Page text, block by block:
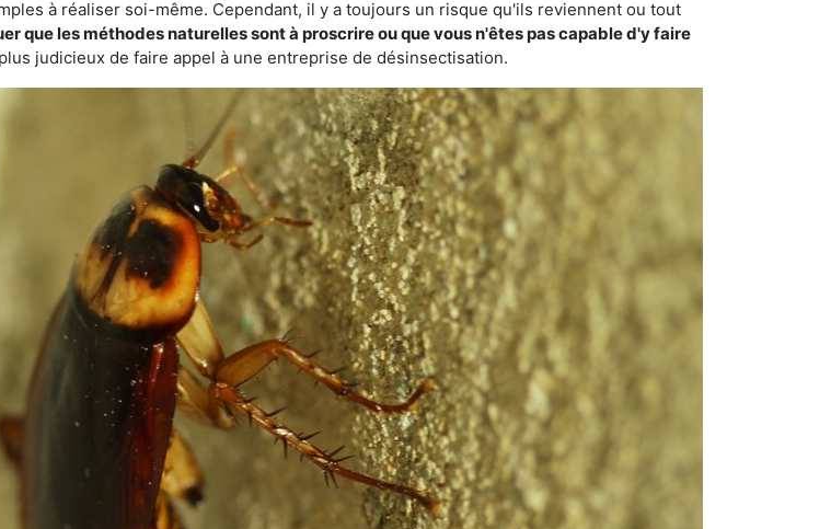
à réaliser soi-même. Cependant, il y a toujours un risque qu'ils reviennent ou tout
que les méthodes naturelles sont à proscrire ou que vous n'êtes pas capable d'y faire
judicieux de faire appel à une entreprise de désinsectisation.